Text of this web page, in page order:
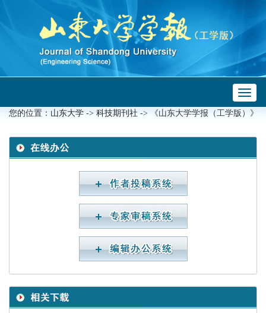
->